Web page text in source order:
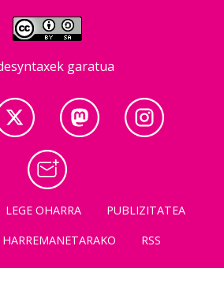
garatua
LEGE OHARRA
PUBLIZITATEA
HARREMANETARAKO RSS